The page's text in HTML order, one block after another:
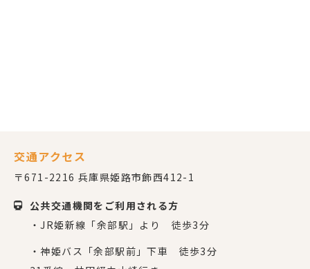
交通アクセス
〒671-2216 兵庫県姫路市飾西412-1
公共交通機関をご利用される方
・JR姫新線「余部駅」より 徒歩3分
・神姫バス「余部駅前」下車 徒歩3分